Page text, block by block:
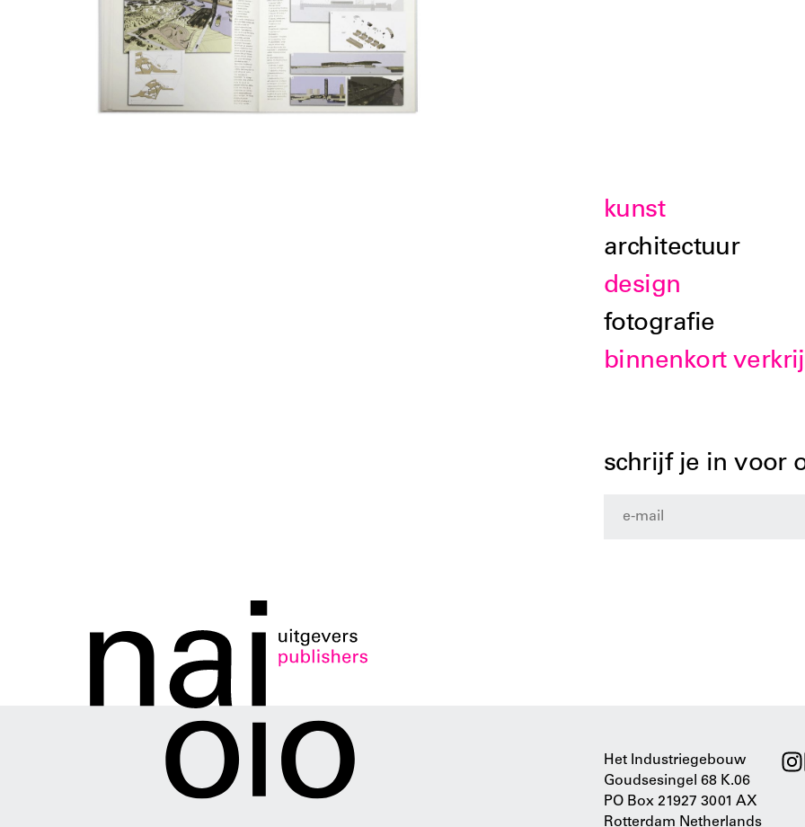
kunst
architectuur
design
fotografie
binnenkort
schrijf je in voor
Het Industriegebouw
Goudsesingel 68 K.06
PO Box 21927 3001 AX
Rotterdam Netherlands